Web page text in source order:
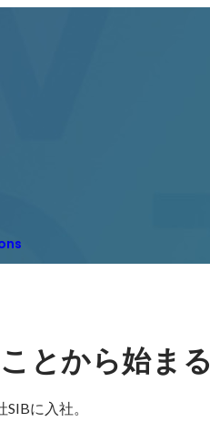
とから始まる
に入社。